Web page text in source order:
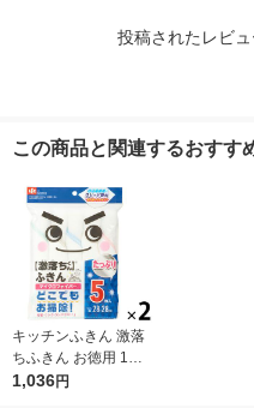
投稿されたレビュ
この商品と関連するおすす
キッチンふきん 激落
ちふきん お徳用 1セ
ット（5枚入×2パッ
1,036円